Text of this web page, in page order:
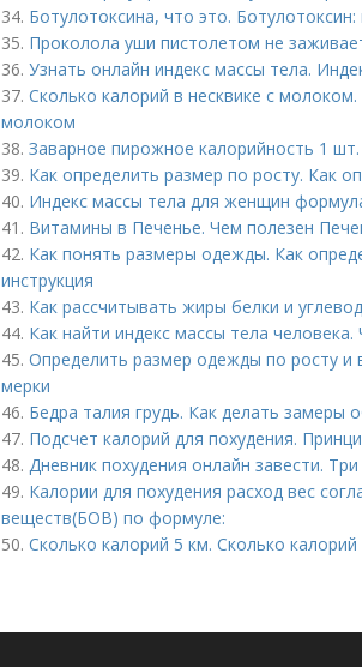
34. Ботулотоксина, что это.
35. Проколола уши пистолетом не
36. Узнать онлайн индекс массы тела.
37. Сколько калорий в несквике с
молоком
38. Заварное пирожное калорийность 1
39. Как определить размер по росту. Как
40. Индекс массы тела для женщин
41. Витамины в Печенье. Чем полезен
42. Как понять размеры одежды. Как
инструкция
43. Как рассчитывать жиры белки и
44. Как найти индекс массы тела
45. Определить размер одежды по росту и
мерки
46. Бедра талия грудь. Как делать замеры
47. Подсчет калорий для похудения.
48. Дневник похудения онлайн завести.
49. Калории для похудения расход вес
веществ(БОВ) по формуле:
50. Сколько калорий 5 км. Сколько